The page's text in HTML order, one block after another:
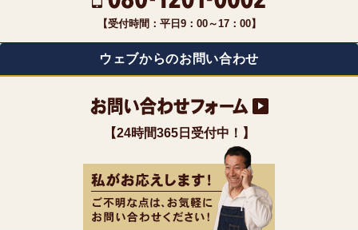
【受付時間：平日9：00～17：00】
ウェブからのお問い合わせ
【24時間365日受付中！】